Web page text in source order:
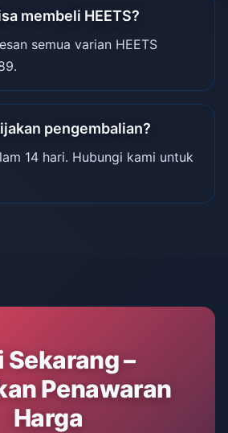
membeli HEETS?
semua varian HEETS
pengembalian?
14 hari. Hubungi kami untuk
Sekarang –
Penawaran
Harga